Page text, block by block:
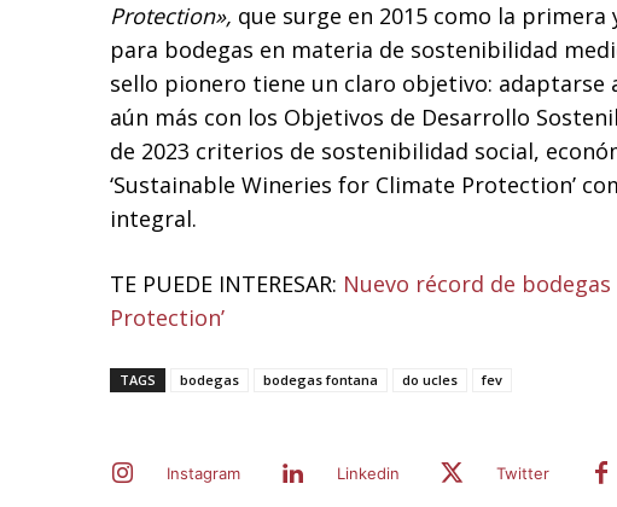
Protection», que surge en 2015 como la
para bodegas en materia de sostenibilidad
sello pionero tiene un claro objetivo: adaptarse
aún más con los Objetivos de Desarrollo
de 2023 criterios de sostenibilidad social,
‘Sustainable Wineries for Climate Protection’
integral.
TE PUEDE INTERESAR: Nuevo récord de
Protection’
TAGS bodegas bodegas fontana do ucles fev
Instagram Linkedin Twitter